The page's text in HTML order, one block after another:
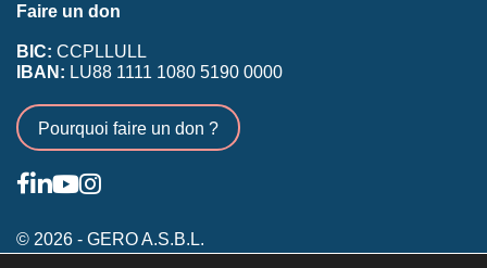
Faire un don
BIC: CCPLLULL
IBAN: LU88 1111 1080 5190 0000
Pourquoi faire un don ?
© 2026 - GERO A.S.B.L.